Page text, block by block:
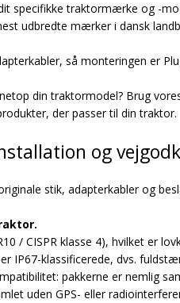
specifikke traktormærke og -
udbredte mærker i dansk
så monteringen er
din traktormodel? Brug
der passer til din traktor.
og
stik, adapterkabler og
/ CISPR klasse 4), hvilket er
IP67-klassificerede, dvs.
pakkerne er nemlig
uden GPS- eller